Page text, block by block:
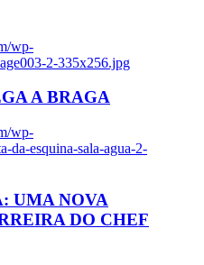
wp-
2-335x256.jpg
A BRAGA
wp-
da-esquina-sala-agua-2-
UMA NOVA
DO CHEF